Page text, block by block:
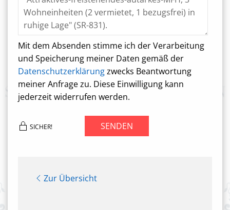
Mit dem Absenden stimme ich der Verarbeitung
und Speicherung meiner Daten gemäß der
Datenschutzerklärungzwecks Beantwortung
meiner Anfrage zu. Diese Einwilligung kann
jederzeit widerrufen werden.
SICHER! SENDEN
Zur Übersicht